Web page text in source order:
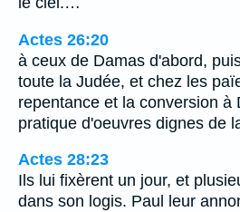
Actes 26:20
à ceux de Damas d'abord,
toute la Judée, et chez les
repentance et la conversion à
pratique d'oeuvres dignes de
Actes 28:23
Ils lui fixèrent un jour, et
dans son logis. Paul leur